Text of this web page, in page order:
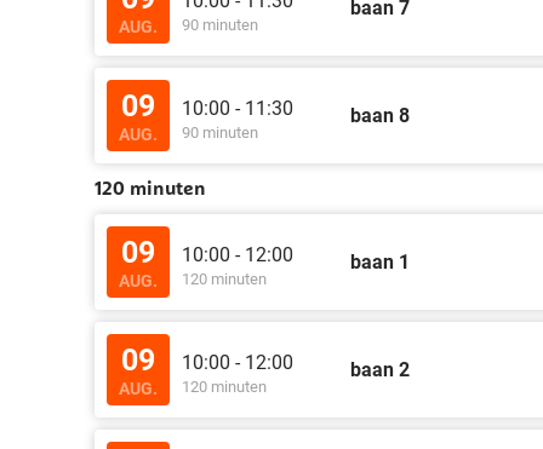
AUG. 90 minuten
baan 7
09
AUG.
10:00 - 11:30
90 minuten
baan 8
120 minuten
09
AUG.
10:00 - 12:00
120 minuten
baan 1
09
AUG.
10:00 - 12:00
120 minuten
baan 2